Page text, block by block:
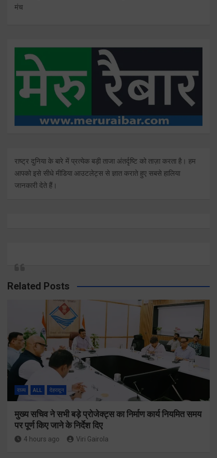
मंच
राष्ट्र दुनिया के बारे में प्रत्येक बड़ी ताजा अंतर्दृष्टि को ताज़ा करता है। हम
आपको इसे सीधे मीडिया आउटलेट्स से ज्ञात कराते हुए सबसे हालिया
जानकारी देते हैं।
Related Posts
राज्य ALL देहरादून
मुख्य सचिव ने सभी बड़े प्रोजेक्ट्स का निर्माण कार्य नियमित समय
पर पूर्ण किए जाने के निर्देश दिए
4 hours ago Viri Gairola